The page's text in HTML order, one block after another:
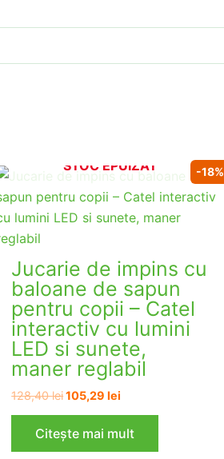
-18%
STOC EPUIZAT
Jucarie de impins cu
baloane de sapun
pentru copii – Catel
interactiv cu lumini
LED si sunete,
maner reglabil
128,40leiPrețul
fost:
128,40 lei.
105,29lei
105,29 lei.
Citește mai mult